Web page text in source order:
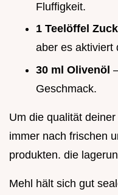
Fluffigkeit.
1 Teelöffel
aber es aktiviert
30 ml Olivenöl
Geschmack.
Um die qualität
immer nach frischen
produkten. die
Mehl hält sich gut